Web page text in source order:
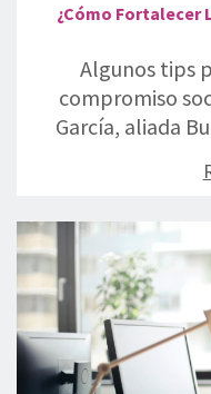
¿Cómo Fortalecer
Algunos tips
compromiso
García, aliada